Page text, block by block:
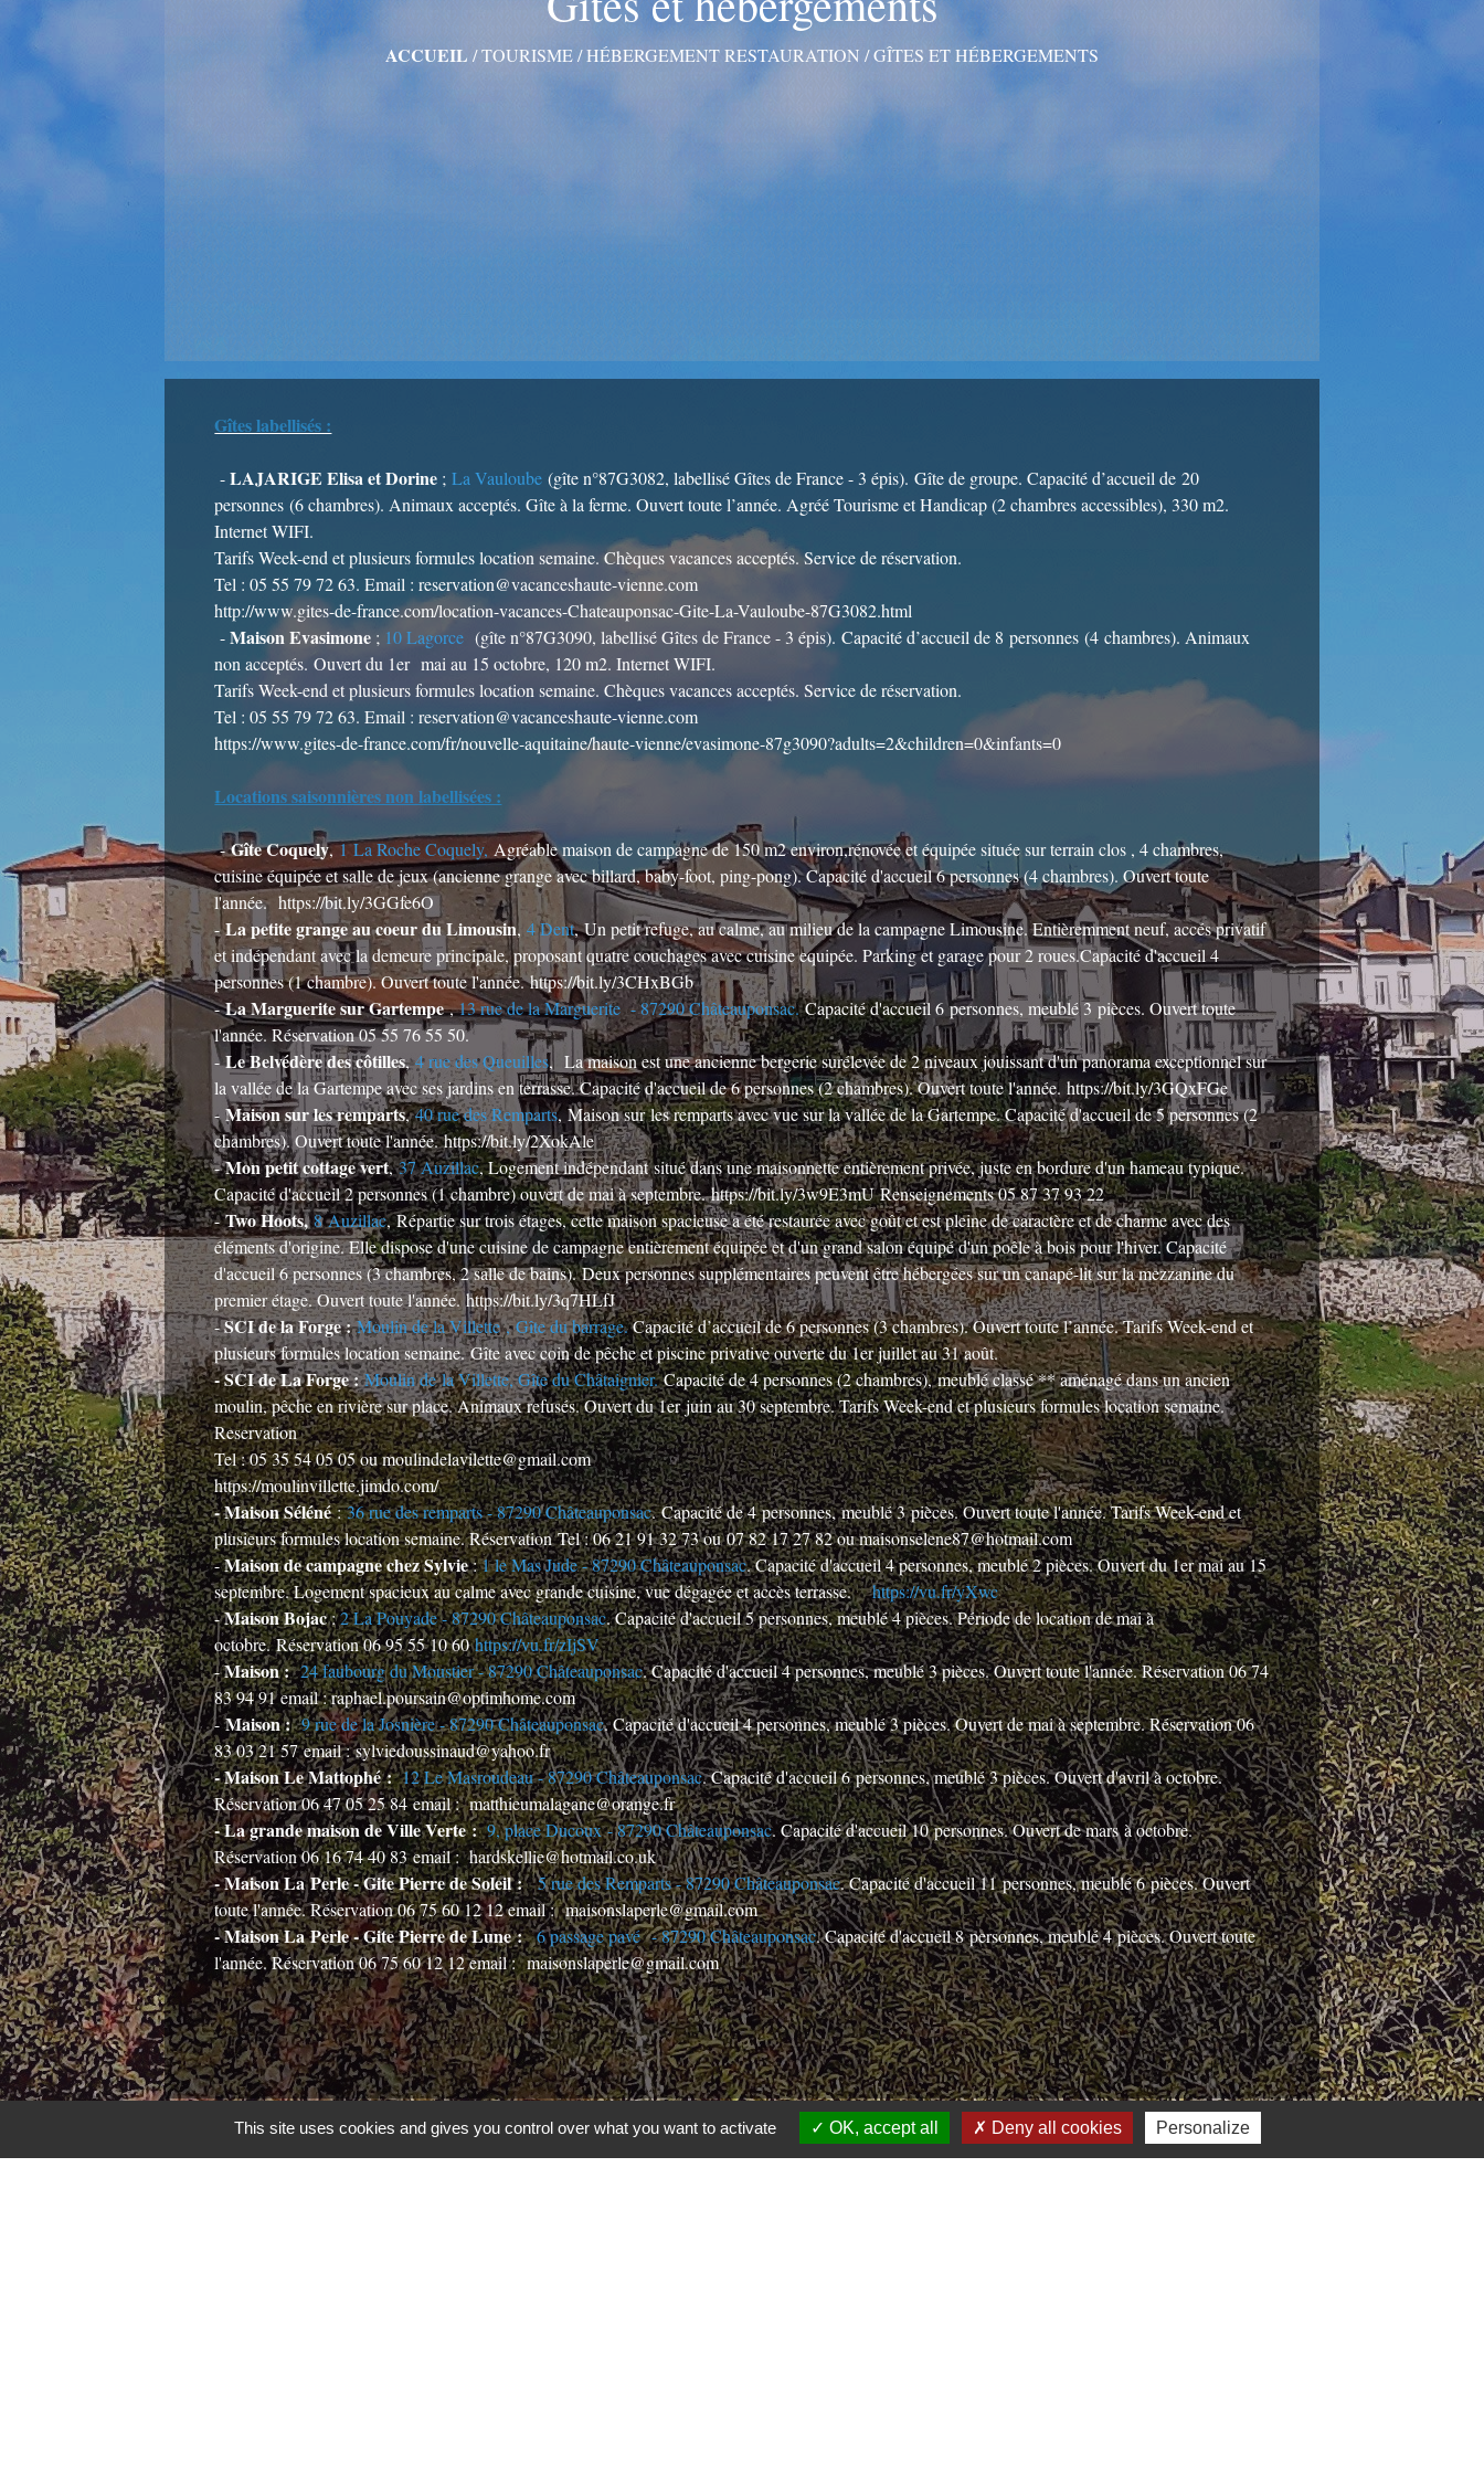
ACCUEIL /TOURISME/HÉBERGEMENT RESTAURATION /GÎTES ET HÉBERGEMENTS
Gîtes labellisés :
-LAJARIGE Elisa et Dorine ;La Vauloube (gîte n°87G3082, labellisé Gîtes de France - 3 épis). Gîte de groupe. Capacité d’accueil de 20
personnes (6 chambres). Animaux acceptés. Gîte à la ferme. Ouvert toute l’année. Agréé Tourisme et Handicap (2 chambres accessibles), 330 m2.
Internet WIFI.
Tarifs Week-end et plusieurs formules location semaine. Chèques vacances acceptés. Service de réservation.
Tel : 05 55 79 72 63. Email : reservation@vacanceshaute-vienne.com
http://www.gites-de-france.com/location-vacances-Chateauponsac-Gite-La-Vauloube-87G3082.html
-Maison Evasimone ; 10 Lagorce (gîte n°87G3090, labellisé Gîtes de France - 3 épis). Capacité d’accueil de 8 personnes (4 chambres). Animaux
non acceptés. Ouvert du 1er mai au 15 octobre, 120 m2. Internet WIFI.
Tarifs Week-end et plusieurs formules location semaine. Chèques vacances acceptés. Service de réservation.
Tel : 05 55 79 72 63. Email : reservation@vacanceshaute-vienne.com
https://www.gites-de-france.com/fr/nouvelle-aquitaine/haute-vienne/evasimone-87g3090?adults=2&children=0&infants=0
Locations saisonnières non labellisées :
-Gîte Coquely,1 La Roche Coquely, Agréable maison de campagne de 150 m2 environ,rénovée et équipée située sur terrain clos , 4 chambres,
cuisine équipée et salle de jeux (ancienne grange avec billard, baby-foot, ping-pong). Capacité d'accueil 6 personnes (4 chambres). Ouvert toute
l'année.https://bit.ly/3GGfe6O
-La petite grange au coeur du Limousin,4 Dent, Un petit refuge, au calme, au milieu de la campagne Limousine. Entièremment neuf, accés privatif
et indépendant avec la demeure principale, proposant quatre couchages avec cuisine equipée. Parking et garage pour 2 roues.Capacité d'accueil 4
personnes (1 chambre). Ouvert toute l'année.https://bit.ly/3CHxBGb
-La Marguerite sur Gartempe,13 rue de la Marguerite - 87290 Châteauponsac.Capacité d'accueil 6 personnes, meublé 3 pièces. Ouvert toute
l'année. Réservation 05 55 76 55 50.
-Le Belvédère des côtilles,4 rue des Queuilles, La maison est une ancienne bergerie surélevée de 2 niveaux jouissant d'un panorama exceptionnel sur
la vallée de la Gartempe avec ses jardins en terrasse. Capacité d'accueil de 6 personnes (2 chambres). Ouvert toute l'année.https://bit.ly/3GQxFGe
-Maison sur les remparts,40 rue des Remparts, Maison sur les remparts avec vue sur la vallée de la Gartempe. Capacité d'accueil de 5 personnes (2
chambres). Ouvert toute l'année.https://bit.ly/2XokAle
-Mon petit cottage vert,37 Auzillac, Logement indépendant situé dans une maisonnette entièrement privée, juste en bordure d'un hameau typique.
Capacité d'accueil 2 personnes (1 chambre) ouvert de mai à septembre.https://bit.ly/3w9E3mURenseignements 05 87 37 93 22
-Two Hoots,8 Auzillac, Répartie sur trois étages, cette maison spacieuse a été restaurée avec goût et est pleine de caractère et de charme avec des
éléments d'origine. Elle dispose d'une cuisine de campagne entièrement équipée et d'un grand salon équipé d'un poêle à bois pour l'hiver. Capacité
d'accueil 6 personnes (3 chambres, 2 salle de bains). Deux personnes supplémentaires peuvent être hébergées sur un canapé-lit sur la mezzanine du
premier étage. Ouvert toute l'année.https://bit.ly/3q7HLfJ
-SCI de la Forge : Moulin de la Villette , Gîte du barrage.Capacité d’accueil de 6 personnes (3 chambres). Ouvert toute l’année. Tarifs Week-end et
plusieurs formules location semaine. Gîte avec coin de pêche et piscine privative ouverte du 1er juillet au 31 août.
- SCI de La Forge : Moulin de la Villette, Gîte du Châtaignier.Capacité de 4 personnes (2 chambres), meublé classé ** aménagé dans un ancien
moulin, pêche en rivière sur place. Animaux refusés. Ouvert du 1er juin au 30 septembre. Tarifs Week-end et plusieurs formules location semaine.
Reservation
Tel : 05 35 54 05 05 ou moulindelavilette@gmail.com
https://moulinvillette.jimdo.com/
- Maison Séléné:36 rue des remparts - 87290 Châteauponsac. Capacité de 4 personnes, meublé 3 pièces. Ouvert toute l'année. Tarifs Week-end et
plusieurs formules location semaine. Réservation Tel : 06 21 91 32 73 ou 07 82 17 27 82 ou maisonselene87@hotmail.com
-Maison de campagne chez Sylvie:1 le Mas Jude - 87290 Châteauponsac. Capacité d'accueil 4 personnes, meublé 2 pièces. Ouvert du 1er mai au 15
septembre. Logement spacieux au calme avec grande cuisine, vue dégagée et accès terrasse.https://vu.fr/yXwc
-Maison Bojac:2 La Pouyade - 87290 Châteauponsac. Capacité d'accueil 5 personnes, meublé 4 pièces. Période de location de mai à
octobre. Réservation 06 95 55 10 60 https://vu.fr/zIjSV
-Maison :24 faubourg du Moustier - 87290 Châteauponsac. Capacité d'accueil 4 personnes, meublé 3 pièces. Ouvert toute l'année. Réservation 06 74
83 94 91 email :raphael.poursain@optimhome.com
-Maison :9 rue de la Josnière - 87290 Châteauponsac. Capacité d'accueil 4 personnes, meublé 3 pièces. Ouvert de mai à septembre. Réservation 06
83 03 21 57 email :sylviedoussinaud@yahoo.fr
- Maison Le Mattophé :12 Le Masroudeau - 87290 Châteauponsac. Capacité d'accueil 6 personnes, meublé 3 pièces. Ouvert d'avril à octobre.
Réservation 06 47 05 25 84 email : matthieumalagane@orange.fr
- La grande maison de Ville Verte :9, place Ducoux - 87290 Châteauponsac. Capacité d'accueil 10 personnes. Ouvert de mars à octobre.
Réservation 06 16 74 40 83 email : hardskellie@hotmail.co.uk
- Maison La Perle - Gite Pierre de Soleil :5 rue des Remparts - 87290 Châteauponsac. Capacité d'accueil 11 personnes, meublé 6 pièces. Ouvert
toute l'année. Réservation 06 75 60 12 12 email : maisonslaperle@gmail.com
- Maison La Perle - Gite Pierre de Lune :6 passage pavé - 87290 Châteauponsac. Capacité d'accueil 8 personnes, meublé 4 pièces. Ouvert toute
l'année. Réservation 06 75 60 12 12 email : maisonslaperle@gmail.com
This site uses cookies and gives you control over what you want to activate OK, accept all Deny all cookies Personalize